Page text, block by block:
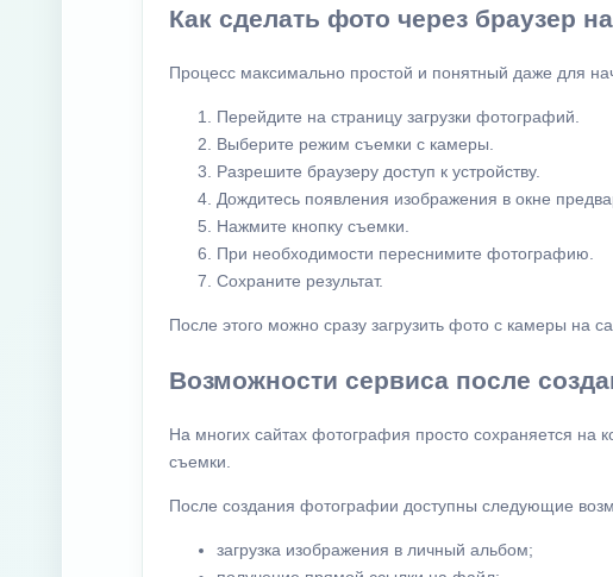
Как сделать фото через браузер
Процесс максимально простой и понятный даже для
Перейдите на страницу загрузки фотографий.
Выберите режим съемки с камеры.
Разрешите браузеру доступ к устройству.
Дождитесь появления изображения в окне
Нажмите кнопку съемки.
При необходимости переснимите фотографию.
Сохраните результат.
После этого можно сразу загрузить фото с камеры на
Возможности сервиса после
На многих сайтах фотография просто сохраняется на
съемки.
После создания фотографии доступны следующие
загрузка изображения в личный альбом;